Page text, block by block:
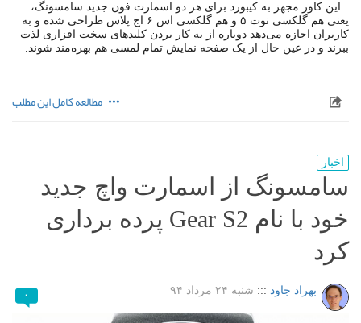
این کاور مجهز به کیبورد برای هر دو اسمارت فون جدید سامسونگ،
یعنی هم گلکسی نوت ۵ و هم گلکسی اس ۶ اج پلاس طراحی شده و به
کاربران اجازه می‌دهد دوباره از به کار بردن کلیدهای سخت افزاری لذت
ببرند و در عین حال از یک صفحه نمایش تمام لمسی هم بهره‌مند شوند.
مطالعه کامل این مطلب
اخبار
سامسونگ از اسمارت واچ جدید
خود با نام Gear S2 پرده برداری
کرد
بهراد جاود ::: شنبه ۲۴ مرداد ۹۴ ۰